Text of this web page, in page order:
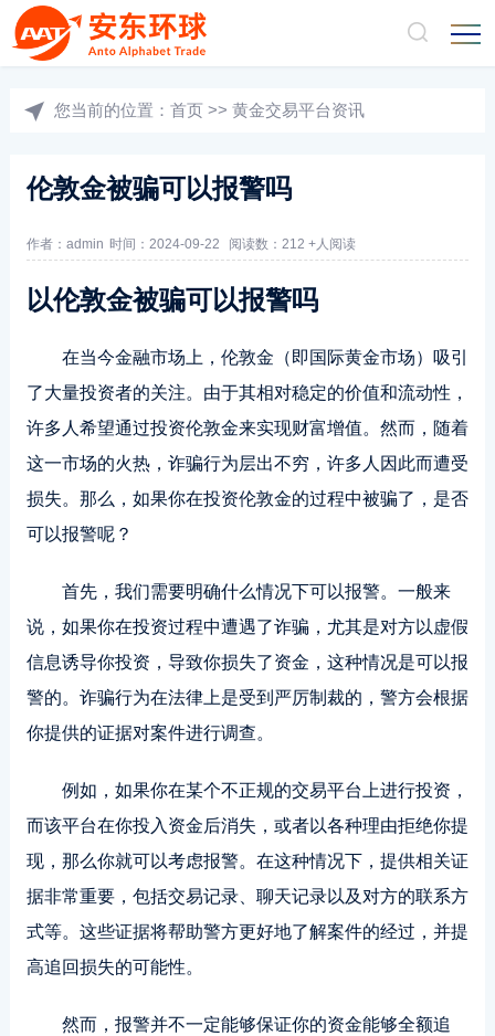
您当前的位置： 首页 >> 黄金交易平台资讯
伦敦金被骗可以报警吗
作者：admin 时间：2024-09-22 阅读数：212 +人阅读
以伦敦金被骗可以报警吗
在当今金融市场上，伦敦金（即国际黄金市场）吸引
了大量投资者的关注。由于其相对稳定的价值和流动性，
许多人希望通过投资伦敦金来实现财富增值。然而，随着
这一市场的火热，诈骗行为层出不穷，许多人因此而遭受
损失。那么，如果你在投资伦敦金的过程中被骗了，是否
可以报警呢？
首先，我们需要明确什么情况下可以报警。一般来
说，如果你在投资过程中遭遇了诈骗，尤其是对方以虚假
信息诱导你投资，导致你损失了资金，这种情况是可以报
警的。诈骗行为在法律上是受到严厉制裁的，警方会根据
你提供的证据对案件进行调查。
例如，如果你在某个不正规的交易平台上进行投资，
而该平台在你投入资金后消失，或者以各种理由拒绝你提
现，那么你就可以考虑报警。在这种情况下，提供相关证
据非常重要，包括交易记录、聊天记录以及对方的联系方
式等。这些证据将帮助警方更好地了解案件的经过，并提
高追回损失的可能性。
然而，报警并不一定能够保证你的资金能够全额追